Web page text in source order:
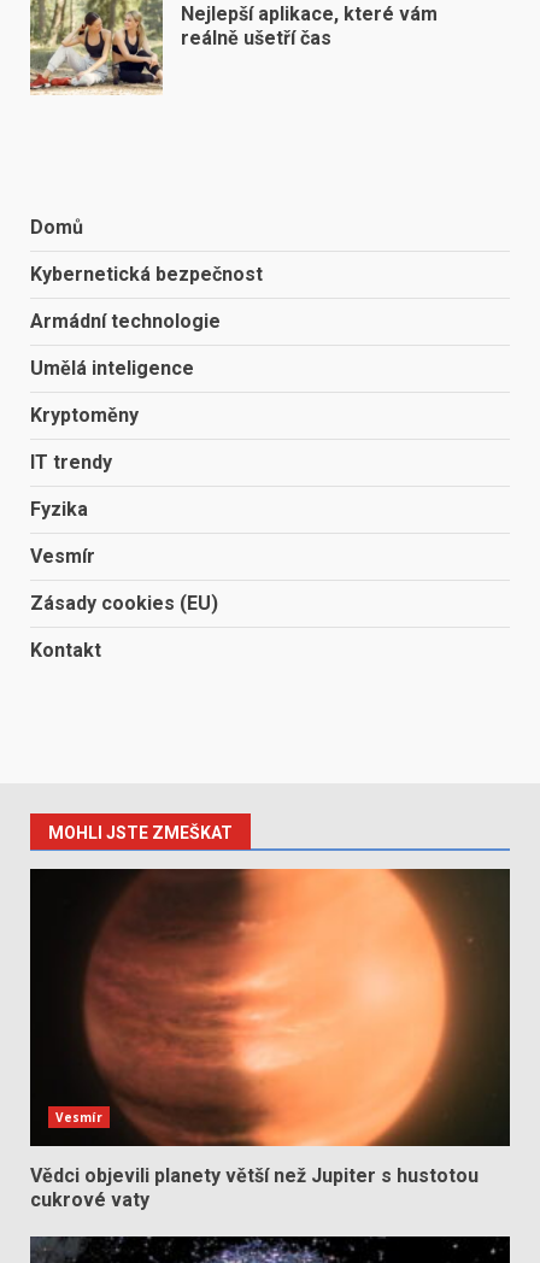
Nejlepší aplikace, které vám
reálně ušetří čas
Domů
Kybernetická bezpečnost
Armádní technologie
Umělá inteligence
Kryptoměny
IT trendy
Fyzika
Vesmír
Zásady cookies (EU)
Kontakt
MOHLI JSTE ZMEŠKAT
Vesmír
Vědci objevili planety větší než Jupiter s hustotou
cukrové vaty